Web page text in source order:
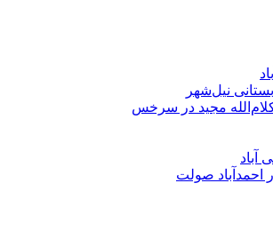
نیل‌شهر
مجید در سرخس
آباد
احمدآباد صولت